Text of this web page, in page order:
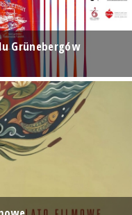
Grünebergów